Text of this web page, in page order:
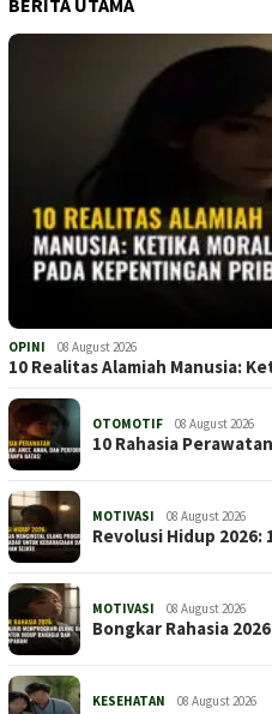
BERITA UTAMA
OPINI 08 August 2026
10 Realitas Alamiah Manusia:
OTOMOTIF 08 August 2026
10 Rahasia
MOTIVASI 08 August 2026
Revolusi Hidup
MOTIVASI 08 August 2026
Bongkar Rahasia
KESEHATAN 08 August 2026